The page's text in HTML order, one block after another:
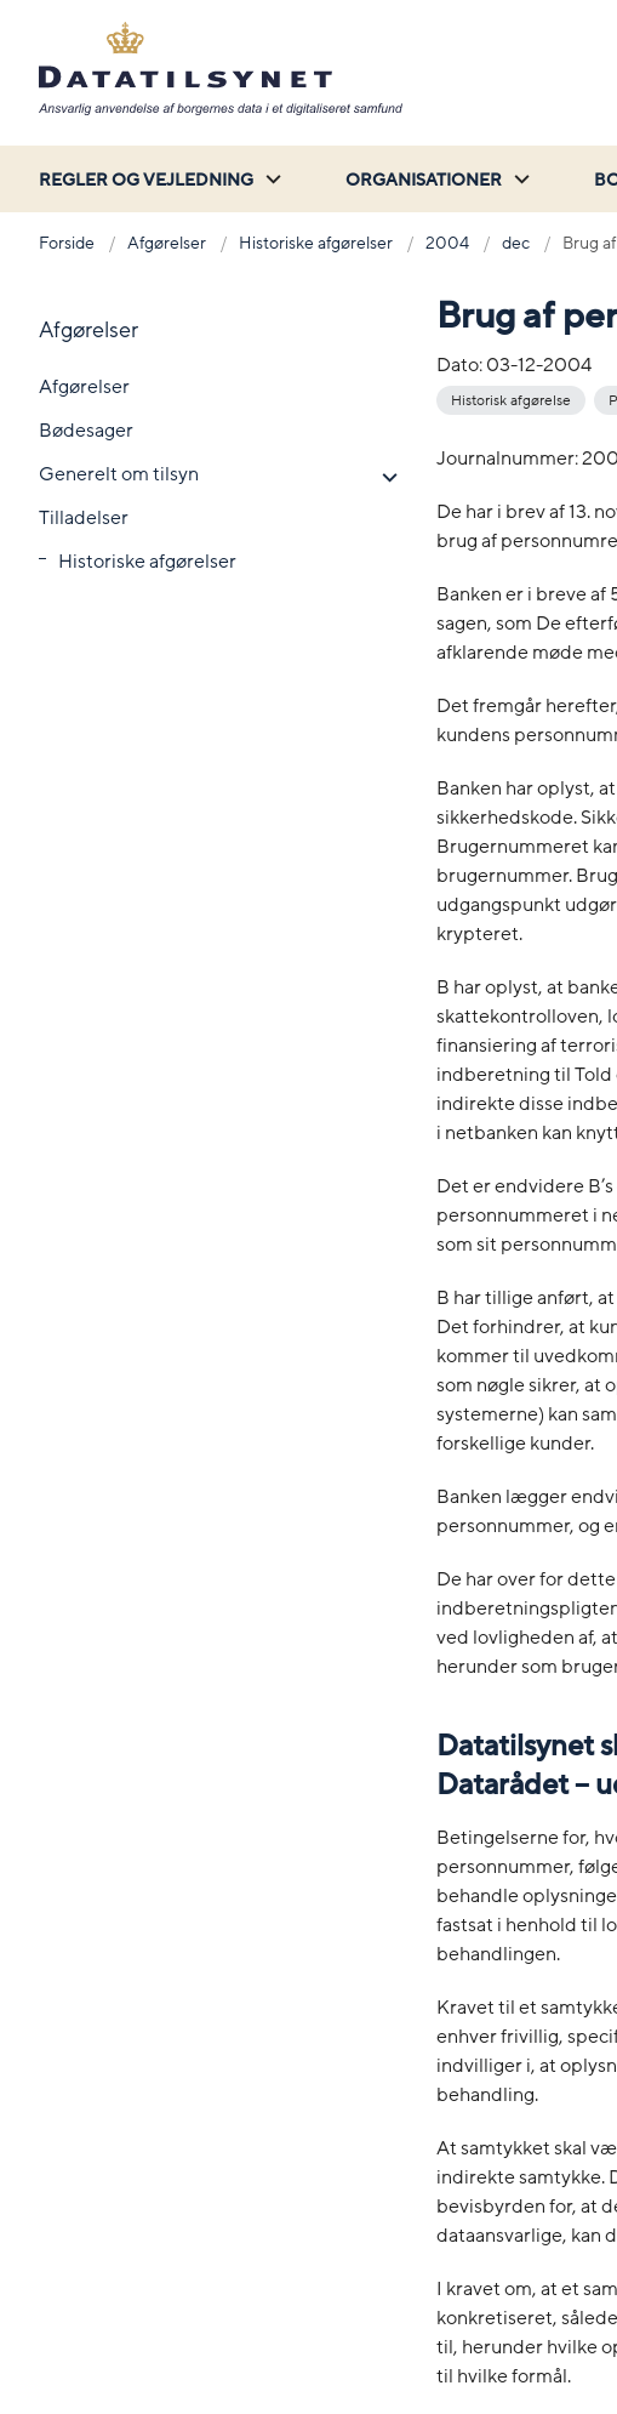
REGLER OG VEJLEDNING ORGANISATIONER
Forside Afgørelser Historiske afgørelser 2004 dec Brug
Afgørelser
Afgørelser
Bødesager
Generelt om tilsyn
Tilladelser
Historiske afgørelser
Brug af
Dato:03-12-2004
Historisk afgørelse
Journalnummer:
De har i brev af 13.
brug af
Banken er i breve
sagen, som De
afklarende møde
Det fremgår
kundens
Banken har oplyst,
sikkerhedskode.
Brugernummeret
brugernummer.
udgangspunkt
krypteret.
B har oplyst, at
skattekontrolloven,
finansiering af
indberetning til Told
indirekte disse
i netbanken kan
Det er endvidere
personnummeret i
som sit
B har tillige anført,
Det forhindrer, at
kommer til
som nøgle sikrer, at
systemerne) kan
forskellige kunder.
Banken lægger
personnummer, og
De har over for
ved lovligheden af,
herunder som
Datatilsynet
Datarådet –
Betingelserne for,
personnummer,
behandle
fastsat i henhold til
behandlingen.
Kravet til et
enhver frivillig,
indvilliger i, at
behandling.
At samtykket skal
indirekte samtykke.
bevisbyrden for, at
dataansvarlige, kan
I kravet om, at et
konkretiseret,
til, herunder hvilke
til hvilke formål.